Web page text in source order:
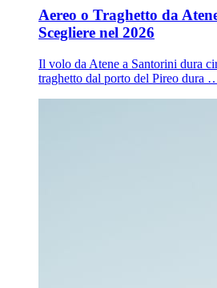
Aereo o Traghetto da
Scegliere nel 2026
Il volo da Atene a Santorini dura
traghetto dal porto del Pireo dura